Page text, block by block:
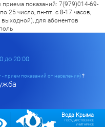
показаний: 7(979)014-69-
25 число, пн-пт. с 8-17 часов,
выходной), для абонентов
до 20:00
прием показаний от населения)?
Вода Крыма
ГОСУДАРСТВЕННОЕ
УНИТАРНОЕ